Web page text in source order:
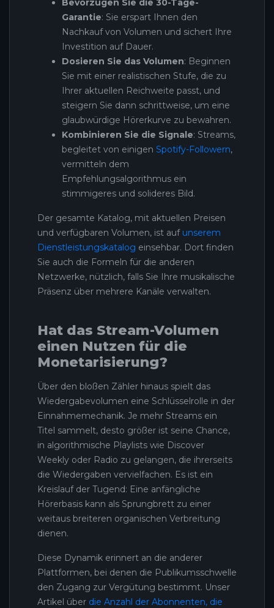
Bevorzugen Sie die 30-Tage-
Garantie: Sie erspart Ihnen den
Nachkauf von Volumen und sichert Ihre
Investition auf Dauer.
Dosieren Sie das Volumen: Beginnen
Sie mit einer realistischen Stufe, die zu
Ihrer aktuellen Reichweite passt, und
steigern Sie dann schrittweise, um eine
glaubwürdige Hörerkurve zu bewahren.
Kombinieren Sie die Signale: Streams,
begleitet von einigen Spotify-Followern,
vermitteln dem
Empfehlungsalgorithmus ein
stimmigeres und solideres Bild.
Der gesamte Katalog, mit aktuellen Preisen
und verfügbaren Volumen, ist auf unserem
Dienstleistungskatalog einsehbar. Dort finden
Sie auch die Formeln für die anderen
Netzwerke, nützlich, falls Sie Ihre musikalische
Präsenz über mehrere Kanäle verwalten.
Hat das Stream-Volumen
einen Nutzen für die
Monetarisierung?
Über den bloßen Zähler hinaus spielt das
Wiedergabevolumen eine Schlüsselrolle in der
Einnahmemechanik. Je mehr Streams ein
Titel sammelt, desto größer ist seine Chance,
in algorithmische Playlists wie Discover
Weekly oder Radio zu gelangen, die ihrerseits
die Wiedergaben vervielfachen. Es ist ein
Kreislauf der Tugend: Eine anfängliche
Hörerbasis kann als Sprungbrett zu einer
weitaus breiteren organischen Verbreitung
dienen.
Diese Dynamik erinnert an die anderer
Plattformen, bei denen die Publikumsschwelle
den Zugang zur Vergütung bestimmt. Unser
Artikel über die Anzahl der Abonnenten, die